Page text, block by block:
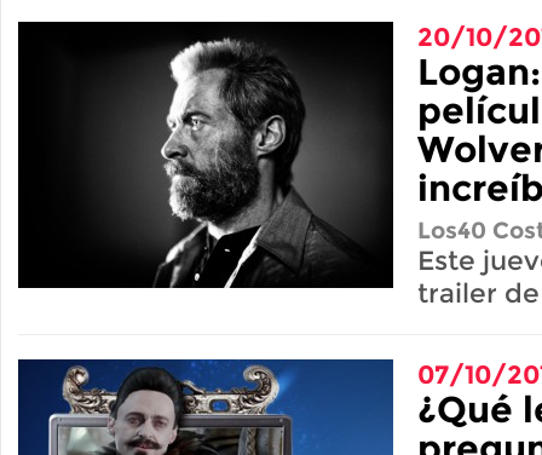
20/10/
Los40
Este
trailer
07/10/
¿Qué